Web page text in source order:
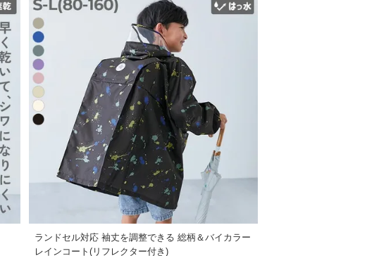
、使いやすさにもとことんこだわったアイテムです。
イロン・乾燥機はご使用しないでください。
ランドセル対応 袖丈を調整できる 総柄＆バイカラー
レインコート(リフレクター付き)